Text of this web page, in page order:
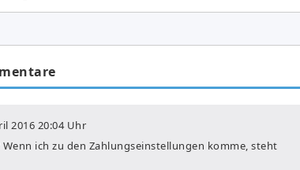
2016 20:04 Uhr
ich zu den Zahlungseinstellungen komme, steht